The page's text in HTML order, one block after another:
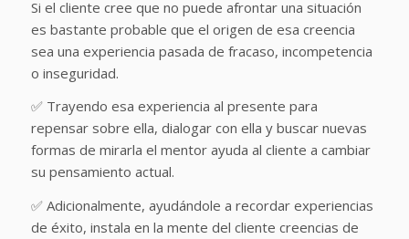
Si el cliente cree que no puede afrontar una situación
es bastante probable que el origen de esa creencia
sea una experiencia pasada de fracaso, incompetencia
o inseguridad.
✅ Trayendo esa experiencia al presente para
repensar sobre ella, dialogar con ella y buscar nuevas
formas de mirarla el mentor ayuda al cliente a cambiar
su pensamiento actual.
✅ Adicionalmente, ayudándole a recordar experiencias
de éxito, instala en la mente del cliente creencias de